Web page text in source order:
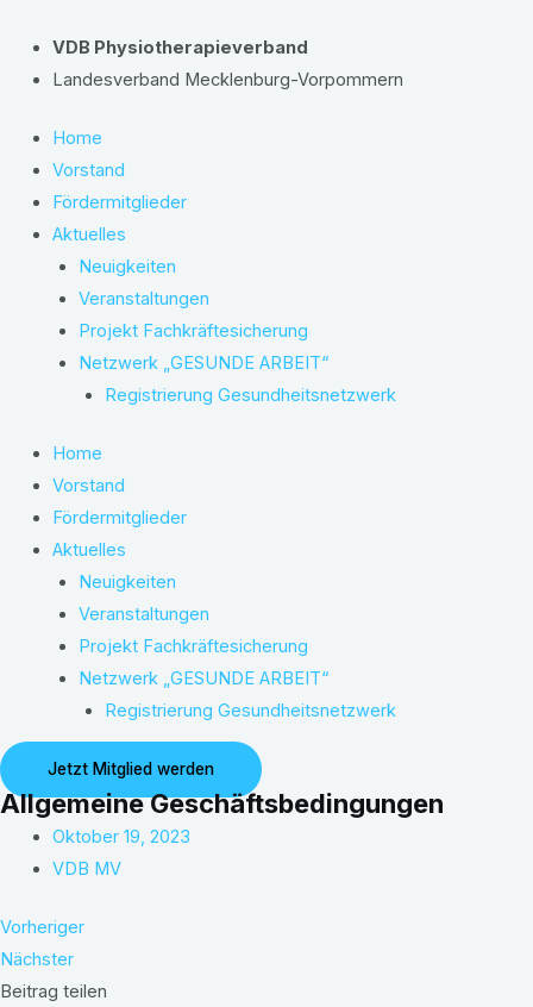
Inhalt
springen
VDB Physiotherapieverband
Landesverband Mecklenburg-Vorpommern
Home
Vorstand
Fördermitglieder
Aktuelles
Neuigkeiten
Veranstaltungen
Projekt Fachkräftesicherung
Netzwerk „GESUNDE ARBEIT“
Registrierung Gesundheitsnetzwerk
Home
Vorstand
Fördermitglieder
Aktuelles
Neuigkeiten
Veranstaltungen
Projekt Fachkräftesicherung
Netzwerk „GESUNDE ARBEIT“
Registrierung Gesundheitsnetzwerk
Jetzt Mitglied werden
Allgemeine Geschäftsbedingungen
Oktober 19, 2023
VDB MV
Vorheriger
Nächster
Beitrag teilen